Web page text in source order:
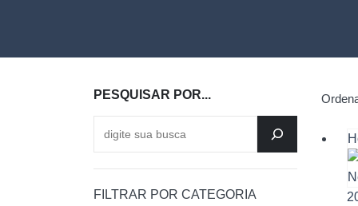
PESQUISAR POR...
FILTRAR POR CATEGORIA